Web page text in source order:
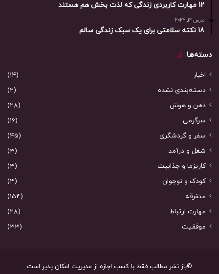
12 مهارت کاربردی زندگی که لذت بخش هم هستند
مارس 12, 2024
18 نکته سلامتی برای یک سبک زندگی سالم
دسته‌ها
اخبار
(14)
دسته‌بندی نشده
(2)
ذهن و هوش
(28)
سرگرمی
(16)
سفر و گردشگری
(45)
شغل و درآمد
(3)
کاریزما و جذابیت
(3)
کودک و نوجوان
(3)
متفرقه
(154)
مهارت ارتباط
(28)
موفقیت
(33)
©باز نشر مطالب فقط با کسب اجازه از مدیریت امکان پذیر است